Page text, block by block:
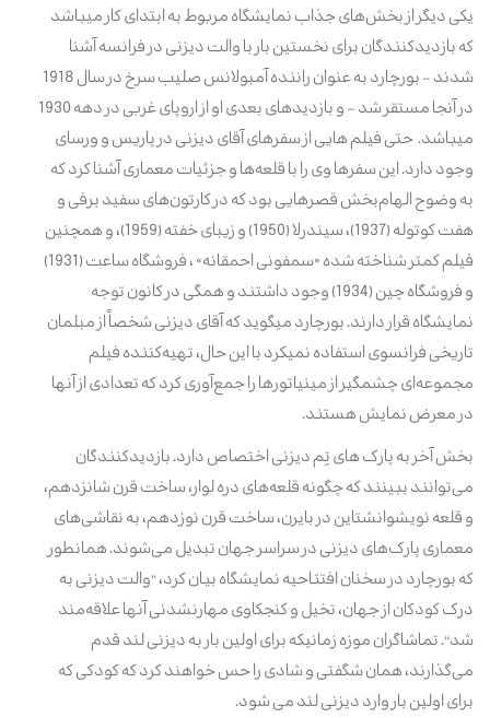
یکی دیگر از بخش‌های جذاب نمایشگاه مربوط به ابتدای کار میباشد
که بازدیدکنندگان برای نخستین بار با والت دیزنی در فرانسه آشنا
شدند - بورچارد به عنوان راننده آمبولانس صلیب سرخ در سال 1918
در آنجا مستقر شد - و بازدیدهای بعدی او از اروپای غربی در دهه 1930
میباشد. حتی فیلم هایی از سفرهای آقای دیزنی در پاریس و ورسای
وجود دارد. این سفرها وی را با قلعه‌ها و جزئیات معماری آشنا کرد که
به وضوح الهام‌بخش قصرهایی بود که در کارتون‌های سفید برفی و
هفت کوتوله (1937)، سیندرلا (1950) و زیبای خفته (1959)، و همچنین
فیلم کمتر شناخته شده «سمفونی احمقانه» ،فروشگاه ساعت
(1931)
وفروشگاه چین
(1934) وجود داشتند و همگی در کانون توجه
نمایشگاه قرار دارند. بورچارد میگوید که آقای دیزنی شخصاً از مبلمان
تاریخی فرانسوی استفاده نمیکرد با این حال، تهیه‌کننده فیلم
مجموعه‌ای چشمگیر از مینیاتورها را جمع‌آوری کرد که تعدادی از آنها
در معرض نمایش هستند.
بخش آخر به پارک های تِم دیزنی اختصاص دارد. بازدیدکنندگان
می‌توانند ببینند که چگونه قلعه‌های دره لوار، ساخت قرن شانزدهم،
و قلعه نویشوانشتاین در بایرن، ساخت قرن نوزدهم، به نقاشی‌های
معماری پارک‌های دیزنی در سراسر جهان تبدیل می‌شوند. همانطور
که بورچارد در سخنان افتتاحیه نمایشگاه بیان کرد، "والت دیزنی به
درک کودکان از جهان، تخیل و کنجکاوی مهارنشدنی آنها علاقه‌مند
شد". تماشاگران موزه زمانیکه برای اولین بار به دیزنی لند قدم
می‌گذارند، همان شگفتی و شادی را حس خواهند کرد که کودکی که
برای اولین بار وارد دیزنی لند می شود.